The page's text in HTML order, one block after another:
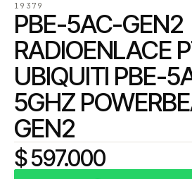
19379
PBE-5AC-GEN2
RADIOENLACE
UBIQUITI PBE-
5GHZ
GEN2
$ 597.000